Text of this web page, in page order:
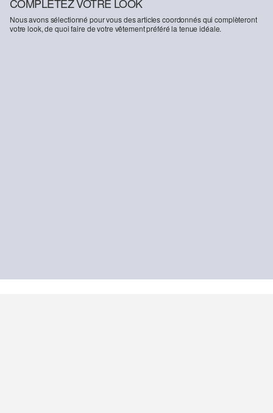
questions de responsabilité
COMPLÉTEZ VOTRE LOOK
Nous avons sélectionné pour vous des articles coordonnés qui complèteront
votre look, de quoi faire de votre vêtement préféré la tenue idéale.